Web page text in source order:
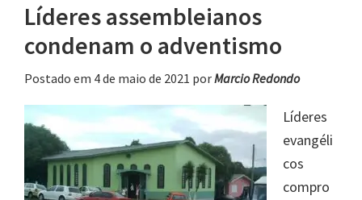
Líderes assembleianos
condenam o adventismo
Postado em 4 de maio de 2021 porMarcio Redondo
Líderes
evangéli
cos
compro